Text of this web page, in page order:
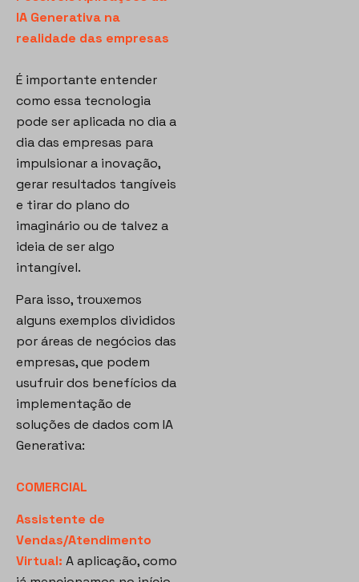
IA Generativa na
realidade das empresas
É importante entender
como essa tecnologia
pode ser aplicada no dia a
dia das empresas para
impulsionar a inovação,
gerar resultados tangíveis
e tirar do plano do
imaginário ou de talvez a
ideia de ser algo
intangível.
Para isso, trouxemos
alguns exemplos divididos
por áreas de negócios das
empresas, que podem
usufruir dos benefícios da
implementação de
soluções de dados com IA
Generativa:
COMERCIAL
Assistente de
Vendas/Atendimento
Virtual: A aplicação, como